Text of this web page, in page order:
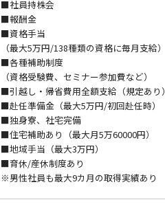
■社員持株会
■報酬金
■資格手当
（最大5万円/138種類の資格に毎月支給）
■各種補助制度
（資格受験費、セミナー参加費など）
■引越し・帰省費用全額支給（規定あり）
■赴任準備金（最大5万円/初回赴任時）
■独身寮、社宅完備
■住宅補助あり（最大月5万60000円）
■地域手当（最大3万円）
■育休/産休制度あり
※男性社員も最大9カ月の取得実績あり